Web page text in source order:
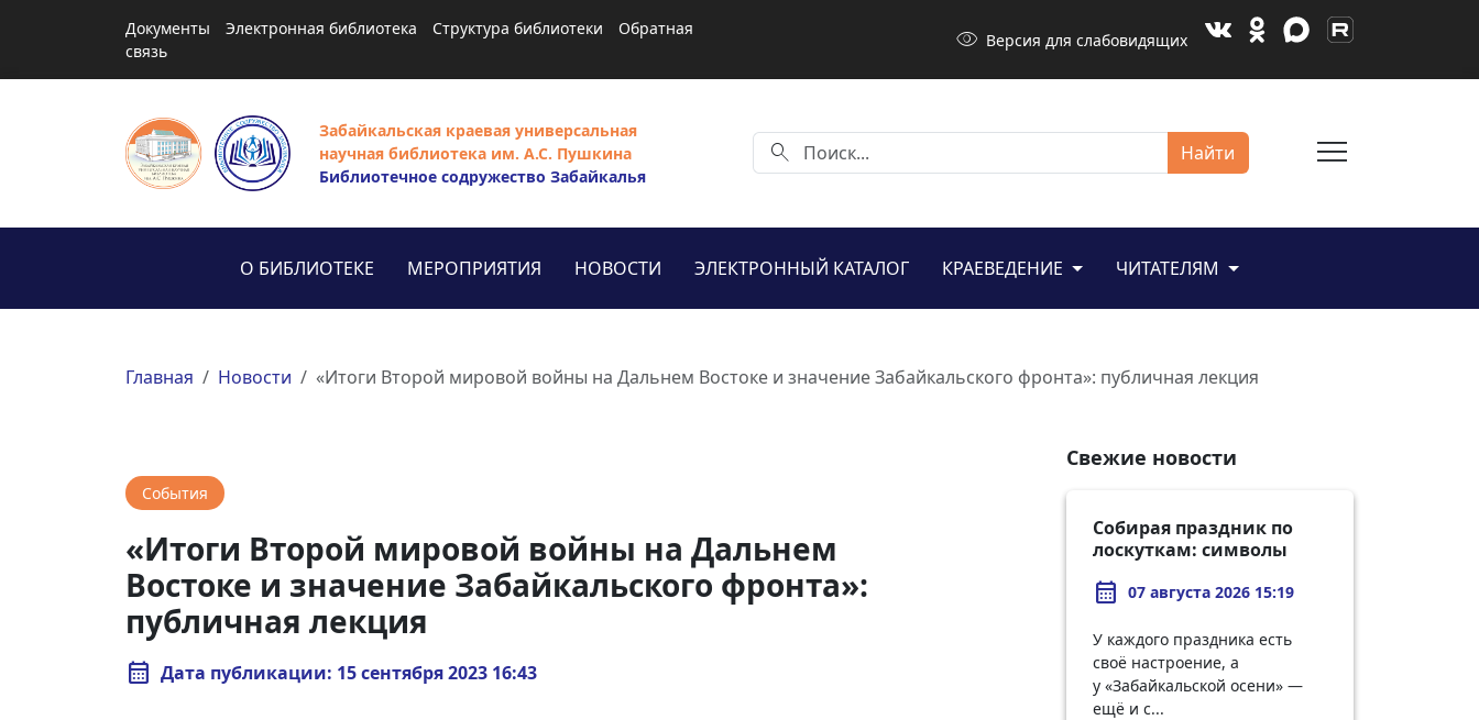
Документы Электронная библиотека Структура библиотеки
Обратная
связь
visibility Версия для слабовидящих
Забайкальская краевая универсальная
научная библиотека им. А.С. Пушкина
Библиотечное содружество Забайкалья
search Найти menu
О БИБЛИОТЕКЕ МЕРОПРИЯТИЯ НОВОСТИ ЭЛЕКТРОННЫЙ КАТАЛОГ КРАЕВЕДЕНИЕ ЧИТАТЕЛЯМ
Главная Новости «Итоги Второй мировой войны на Дальнем Востоке и значение Забайкальского фронта»: публичная лекция
События
«Итоги Второй мировой войны на Дальнем
Востоке и значение Забайкальского фронта»:
публичная лекция
calendar_month Дата публикации: 15 сентября 2023 16:43
Свежие новости
Собирая праздник по
лоскуткам: символы
— 2026»
calendar_month 07 августа 2026 15:19
У каждого праздника есть
своё настроение, а
у «Забайкальской осени» —
ещё и с...